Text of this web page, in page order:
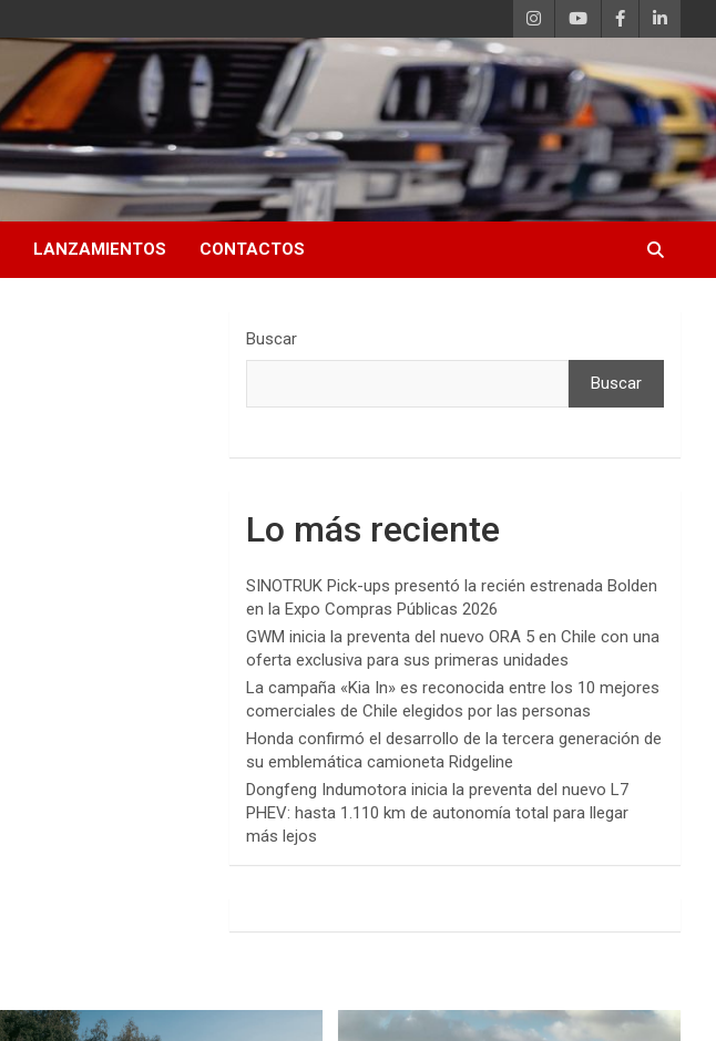
LANZAMIENTOS CONTACTOS
Buscar
Buscar
Lo más reciente
SINOTRUK Pick-ups presentó la recién estrenada Bolden
en la Expo Compras Públicas 2026
GWM inicia la preventa del nuevo ORA 5 en Chile con una
oferta exclusiva para sus primeras unidades
La campaña «Kia In» es reconocida entre los 10 mejores
comerciales de Chile elegidos por las personas
Honda confirmó el desarrollo de la tercera generación de
su emblemática camioneta Ridgeline
Dongfeng Indumotora inicia la preventa del nuevo L7
PHEV: hasta 1.110 km de autonomía total para llegar
más lejos